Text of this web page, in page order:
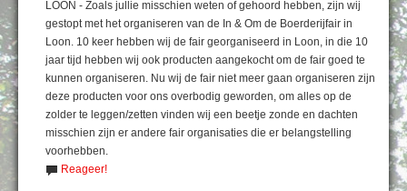
LOON - Zoals jullie misschien weten of gehoord hebben, zijn wij
gestopt met het organiseren van de In & Om de Boerderijfair in
Loon. 10 keer hebben wij de fair georganiseerd in Loon, in die 10
jaar tijd hebben wij ook producten aangekocht om de fair goed te
kunnen organiseren. Nu wij de fair niet meer gaan organiseren zijn
deze producten voor ons overbodig geworden, om alles op de
zolder te leggen/zetten vinden wij een beetje zonde en dachten
misschien zijn er andere fair organisaties die er belangstelling
voorhebben.
Reageer!